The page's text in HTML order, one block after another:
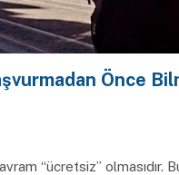
Önce
“ücretsiz” olmasıdır.